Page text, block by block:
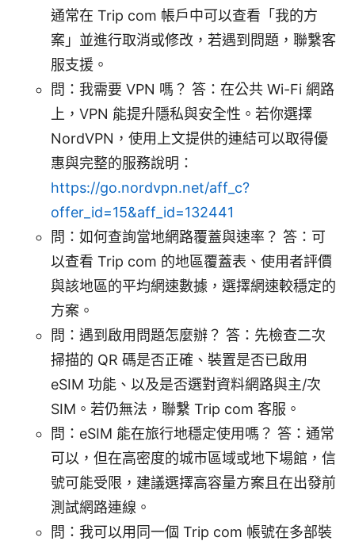
通常在 Trip com 帳戶中可以查看「我的方
案」並進行取消或修改，若遇到問題，聯繫客
服支援。
問：我需要 VPN 嗎？ 答：在公共 Wi-Fi 網路
上，VPN 能提升隱私與安全性。若你選擇
NordVPN，使用上文提供的連結可以取得優
惠與完整的服務說明：
https://go.nordvpn.net/aff_c?
offer_id=15&aff_id=132441
問：如何查詢當地網路覆蓋與速率？ 答：可
以查看 Trip com 的地區覆蓋表、使用者評價
與該地區的平均網速數據，選擇網速較穩定的
方案。
問：遇到啟用問題怎麼辦？ 答：先檢查二次
掃描的 QR 碼是否正確、裝置是否已啟用
eSIM 功能、以及是否選對資料網路與主/次
SIM。若仍無法，聯繫 Trip com 客服。
問：eSIM 能在旅行地穩定使用嗎？ 答：通常
可以，但在高密度的城市區域或地下場館，信
號可能受限，建議選擇高容量方案且在出發前
測試網路連線。
問：我可以用同一個 Trip com 帳號在多部裝